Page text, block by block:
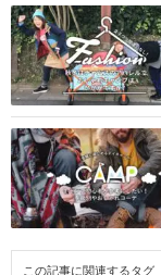
この記事に関連するタグ